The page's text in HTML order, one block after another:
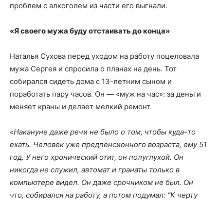
проблем с алкоголем из части его выгнали.
«Я своего мужа буду отстаивать до конца»
Наталья Сухова перед уходом на работу поцеловала
мужа Сергея и спросила о планах на день. Тот
собирался сидеть дома с 13-летним сыном и
поработать пару часов. Он — «муж на час»: за деньги
меняет краны и делает мелкий ремонт.
«Накануне даже речи не было о том, чтобы куда-то
ехать. Человек уже предпенсионного возраста, ему 51
год. У него хронический отит, он полуглухой. Он
никогда не служил, автомат и гранаты только в
компьютере видел. Он даже срочником не был. Он
что, собирался на работу, а потом подумал: “К черту